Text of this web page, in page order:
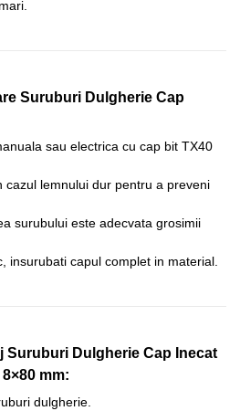
Suruburi Dulgherie Cap
sau electrica cu cap bit TX40
cazul lemnului dur pentru a preveni
surubului este adecvata grosimii
insurubati capul complet in material.
Suruburi Dulgherie Cap Inecat
8×80 mm:
dulgherie.